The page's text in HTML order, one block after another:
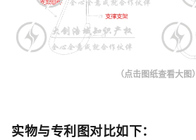
（点击图纸查看大图）
实物与专利图对比如下：